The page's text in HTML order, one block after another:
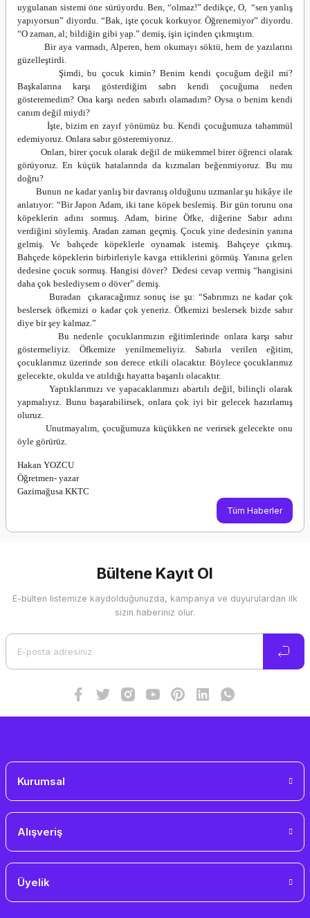
uygulanan sistemi öne sürüyordu. Ben, “olmaz!” dedikçe, O, “sen yanlış
yapıyorsun” diyordu. “Bak, işte çocuk korkuyor. Öğrenemiyor” diyordu.
“O zaman, al; bildiğin gibi yap.” demiş, işin içinden çıkmıştım.
Bir aya varmadı, Alperen, hem okumayı söktü, hem de yazılarını
güzelleştirdi.
Şimdi, bu çocuk kimin? Benim kendi çocuğum değil mi?
Başkalarına karşı gösterdiğim sabrı kendi çocuğuma neden
gösteremedim? Ona karşı neden sabırlı olamadım? Oysa o benim kendi
canım değil miydi?
İşte, bizim en zayıf yönümüz bu. Kendi çocuğumuza tahammül
edemiyoruz. Onlara sabır gösteremiyoruz.
Onları, birer çocuk olarak değil de mükemmel birer öğrenci olarak
görüyoruz. En küçük hatalarında da kızmaları beğenmiyoruz. Bu mu
doğru?
Bunun ne kadar yanlış bir davranış olduğunu uzmanlar şu hikâye ile
anlatıyor: “Bir Japon Adam, iki tane köpek beslemiş. Bir gün torunu ona
köpeklerin adını sormuş. Adam, birine Öfke, diğerine Sabır adını
verdiğini söylemiş. Aradan zaman geçmiş. Çocuk yine dedesinin yanına
gelmiş. Ve bahçede köpeklerle oynamak istemiş. Bahçeye çıkmış.
Bahçede köpeklerin birbirleriyle kavga ettiklerini görmüş. Yanına gelen
dedesine çocuk sormuş. Hangisi döver? Dedesi cevap vermiş “hangisini
daha çok beslediysem o döver” demiş.
Buradan çıkaracağımız sonuç ise şu: “Sabrımızı ne kadar çok
beslersek öfkemizi o kadar çok yeneriz. Öfkemizi beslersek bizde sabır
diye bir şey kalmaz.”
Bu nedenle çocuklarımızın eğitimlerinde onlara karşı sabır
göstermeliyiz. Öfkemize yenilmemeliyiz. Sabırla verilen eğitim,
çocuklarımız üzerinde son derece etkili olacaktır. Böylece çocuklarımız
gelecekte, okulda ve atıldığı hayatta başarılı olacaktır.
Yaptıklarımızı ve yapacaklarımızı abartılı değil, bilinçli olarak
yapmalıyız. Bunu başarabilirsek, onlara çok iyi bir gelecek hazırlamış
oluruz.
Unutmayalım, çocuğumuza küçükken ne verirsek gelecekte onu
öyle görürüz.
Hakan YOZCU
Öğretmen- yazar
Gazimağusa KKTC
Tüm Haberler
Bültene Kayıt Ol
E-bülten listemize kaydolduğunuzda, kampanya ve duyurulardan ilk
sizin haberiniz olur.
Kurumsal
Alışveriş
Üyelik